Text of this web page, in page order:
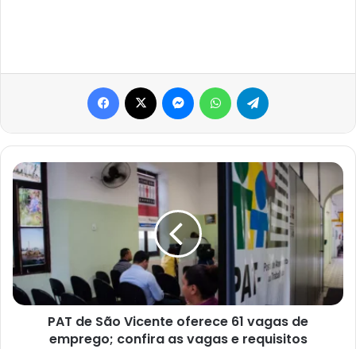
Facebook MessengerWhatsApp
PAT
de
São
Vicente
oferece
61
vagas
de
emprego;
PAT de São Vicente oferece 61 vagas de
emprego; confira as vagas e requisitos